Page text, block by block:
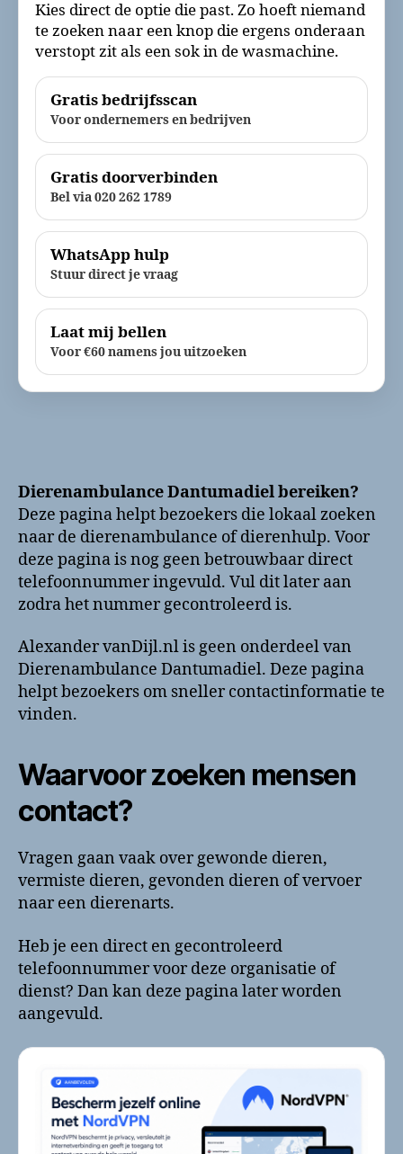
Kies direct de optie die past. Zo hoeft niemand
te zoeken naar een knop die ergens onderaan
verstopt zit als een sok in de wasmachine.
Gratis bedrijfsscan
Voor ondernemers en bedrijven
Gratis doorverbinden
Bel via 020 262 1789
WhatsApp hulp
Stuur direct je vraag
Laat mij bellen
Voor €60 namens jou uitzoeken
Dierenambulance Dantumadiel bereiken?
Deze pagina helpt bezoekers die lokaal zoeken
naar de dierenambulance of dierenhulp. Voor
deze pagina is nog geen betrouwbaar direct
telefoonnummer ingevuld. Vul dit later aan
zodra het nummer gecontroleerd is.
Alexander vanDijl.nl is geen onderdeel van
Dierenambulance Dantumadiel. Deze pagina
helpt bezoekers om sneller contactinformatie te
vinden.
Waarvoor zoeken mensen
contact?
Vragen gaan vaak over gewonde dieren,
vermiste dieren, gevonden dieren of vervoer
naar een dierenarts.
Heb je een direct en gecontroleerd
telefoonnummer voor deze organisatie of
dienst? Dan kan deze pagina later worden
aangevuld.